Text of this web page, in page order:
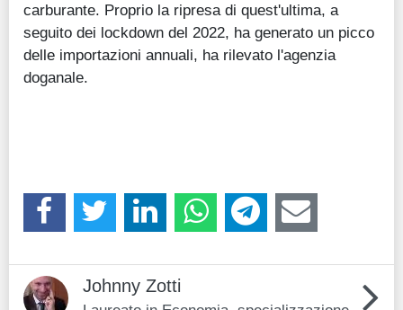
carburante. Proprio la ripresa di quest'ultima, a
seguito dei lockdown del 2022, ha generato un picco
delle importazioni annuali, ha rilevato l'agenzia
doganale.
Johnny Zotti